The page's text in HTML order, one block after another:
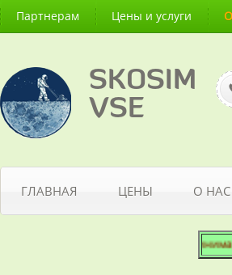
Партнерам Цены и услуги
SKOSIM
VSE
ГЛАВНАЯ ЦЕНЫ О НАС